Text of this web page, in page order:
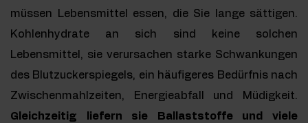
müssen Lebensmittel essen, die Sie lange sättigen.
Kohlenhydrate an sich sind keine solchen
Lebensmittel, sie verursachen starke Schwankungen
des Blutzuckerspiegels, ein häufigeres Bedürfnis nach
Zwischenmahlzeiten, Energieabfall und Müdigkeit.
Gleichzeitig liefern sie Ballaststoffe und viele